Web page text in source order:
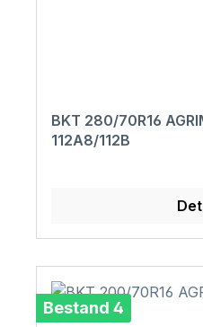
BKT 280/70R16
112A8/112B
Bestand 4